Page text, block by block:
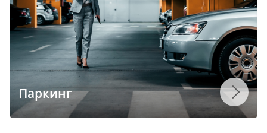
Паркинг